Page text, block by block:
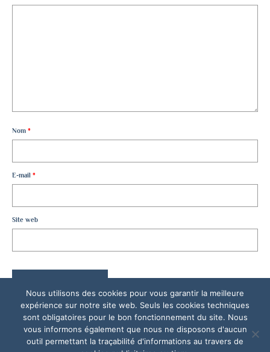
Nom *
E-mail *
Site web
Nous utilisons des cookies pour vous garantir la meilleure
expérience sur notre site web. Seuls les cookies techniques
sont obligatoires pour le bon fonctionnement du site. Nous
vous informons également que nous ne disposons d'aucun
outil permettant la traçabilité d'informations au travers de